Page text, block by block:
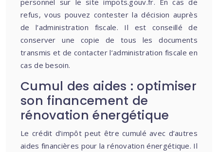
personnel sur le site impots.gouv.fr. En cas de
refus, vous pouvez contester la décision auprès
de l’administration fiscale. Il est conseillé de
conserver une copie de tous les documents
transmis et de contacter l’administration fiscale en
cas de besoin.
Cumul des aides : optimiser
son financement de
rénovation énergétique
Le crédit d’impôt peut être cumulé avec d’autres
aides financières pour la rénovation énergétique. Il